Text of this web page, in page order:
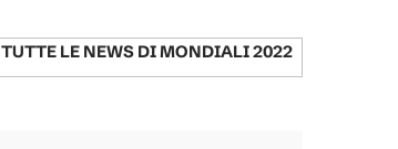
TUTTE LE NEWS DIMONDIALI 2022